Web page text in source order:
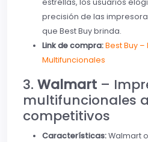
estrellas, los usuarios
precisión de las
que Best Buy brinda.
Link de compra:Best Buy
Multifuncionales
3. Walmart –
multifuncionales
competitivos
Características:Walmart